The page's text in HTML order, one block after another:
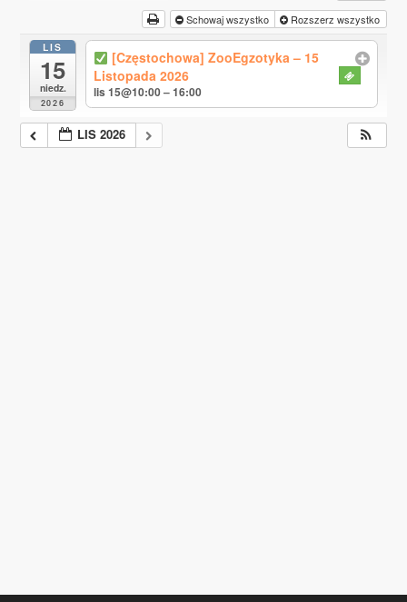
Schowaj wszystko Rozszerz wszystko
LIS
15
niedz.
2026
[Częstochowa] ZooEgzotyka – 15
Listopada 2026
lis 15@10:00 – 16:00
LIS 2026